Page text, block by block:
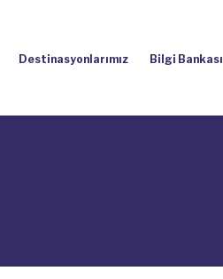
Destinasyonlarımız Bilgi Bankası